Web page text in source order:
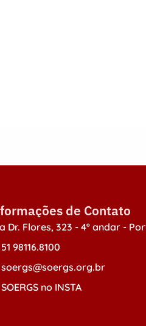
de Contato
Dr. Flores, 323 - 4º andar -
51 98116.8100
soergs@soergs.org.br
SOERGS no INSTA